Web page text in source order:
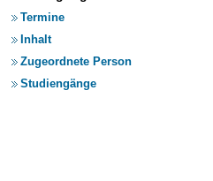
Termine
Inhalt
Zugeordnete Person
Studiengänge